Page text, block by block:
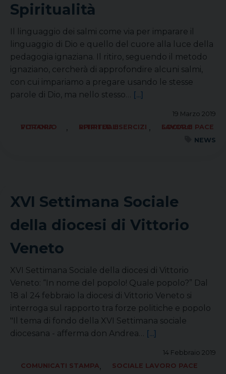
Spiritualità
Il linguaggio dei salmi come via per imparare il
linguaggio di Dio e quello del cuore alla luce della
pedagogia ignaziana. Il ritiro, seguendo il metodo
ignaziano, cercherà di approfondire alcuni salmi,
con cui impariamo a pregare usando le stesse
parole di Dio, ma nello stesso… [...]
19 Marzo 2019
FORANIA VITTORIO
, RITIRI ED ESERCIZI SPIRITUALI ,
SOCIALE LAVORO PACE
NEWS
XVI Settimana Sociale
della diocesi di Vittorio
Veneto
XVI Settimana Sociale della diocesi di Vittorio
Veneto: “In nome del popolo! Quale popolo?” Dal
18 al 24 febbraio la diocesi di Vittorio Veneto si
interroga sul rapporto tra forze politiche e popolo
"Il tema di fondo della XVI Settimana sociale
diocesana - afferma don Andrea… [...]
14 Febbraio 2019
COMUNICATI STAMPA,
SOCIALE LAVORO PACE